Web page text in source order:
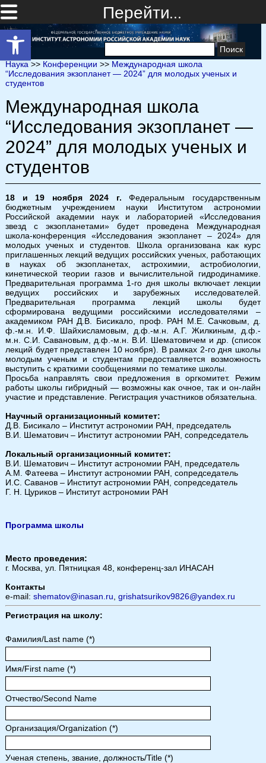
Открыть панель инструментов
Перейти…
Найти:
Наука >> Конференции >> Международная школа
“Исследования экзопланет — 2024” для молодых ученых и
студентов
Международная школа
“Исследования экзопланет —
2024” для молодых ученых и
студентов
18 и 19 ноября 2024 г. Федеральным государственным
бюджетным учреждением науки Институтом астрономии
Российской академии наук и лабораторией «Исследования
звезд с экзопланетами» будет проведена Международная
школа-конференция «Исследования экзопланет – 2024» для
молодых ученых и студентов. Школа организована как курс
приглашенных лекций ведущих российских ученых, работающих
в науках об экзопланетах, астрохимии, астробиологии,
кинетической теории газов и вычислительной гидродинамике.
Предварительная программа 1-го дня школы включает лекции
ведущих российских и зарубежных исследователей.
Предварительная программа лекций школы будет
сформирована ведущими российскими исследователями –
академиком РАН Д.В. Бисикало, проф. РАН М.Е. Сачковым, д.
ф.-м.н. И.Ф. Шайхисламовым, д.ф.-м.н. А.Г. Жилкиным, д.ф.-
м.н. С.И. Савановым, д.ф.-м.н. В.И. Шематовичем и др. (список
лекций будет представлен 10 ноября). В рамках 2-го дня школы
молодым ученым и студентам предоставляется возможность
выступить с краткими сообщениями по тематике школы.
Просьба направлять свои предложения в оргкомитет. Режим
работы школы гибридный — возможны как очное, так и он-лайн
участие и представление. Регистрация участников обязательна.
Научный организационный комитет:
Д.В. Бисикало – Институт астрономии РАН, председатель
В.И. Шематович – Институт астрономии РАН, сопредседатель
Локальный организационный комитет:
В.И. Шематович – Институт астрономии РАН, председатель
А.М. Фатеева – Институт астрономии РАН, сопредседатель
И.С. Саванов – Институт астрономии РАН, сопредседатель
Г. Н. Цуриков – Институт астрономии РАН
Программа школы
Место проведения:
г. Москва, ул. Пятницкая 48, конференц-зал ИНАСАН
Контакты
e-mail: shematov@inasan.ru grishatsurikov9826@yandex.ru
Регистрация на школу:
Фамилия/Last name (*)
Имя/First name (*)
Отчество/Second Name
Организация/Organization (*)
Ученая степень, звание, должность/Title (*)